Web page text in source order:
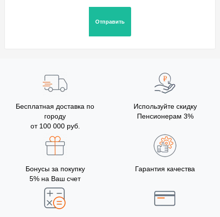
Бесплатная доставка по
городу
от 100 000 руб.
Используйте скидку
Пенсионерам 3%
Бонусы за покупку
5% на Ваш счет
Гарантия качества